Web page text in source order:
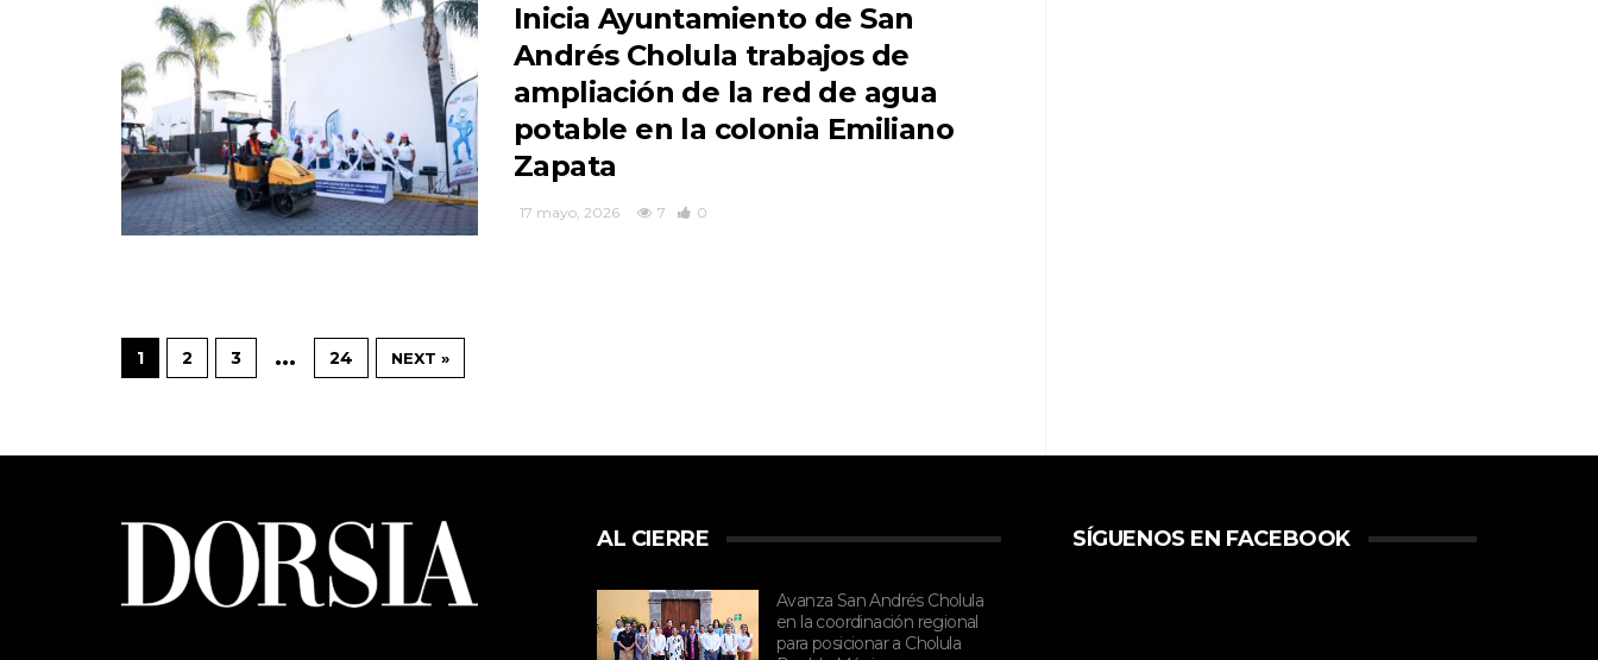
Inicia Ayuntamiento de San
Andrés Cholula trabajos de
ampliación de la red de agua
potable en la colonia Emiliano
Zapata
17 mayo, 2026 7 0
1 2 3 … 24 NEXT »
AL CIERRE
Avanza San Andrés Cholula
en la coordinación regional
para posicionar a Cholula
SÍGUENOS EN FACEBOOK